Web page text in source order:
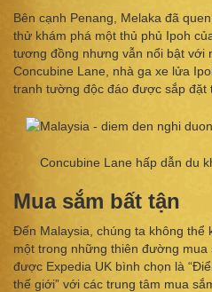
Bên cạnh Penang, Melaka đã
thử khám phá một thủ phủ Ipoh
tương đồng nhưng vẫn nổi bật với
Concubine Lane, nhà ga xe lửa
tranh tường độc đáo được sắp đặt
Concubine Lane hấp dẫn du
Mua sắm bất tận
Đến Malaysia, chúng ta không thể
một trong những thiên đường mua
được Expedia UK bình chọn là
thế giới” với các trung tâm mua